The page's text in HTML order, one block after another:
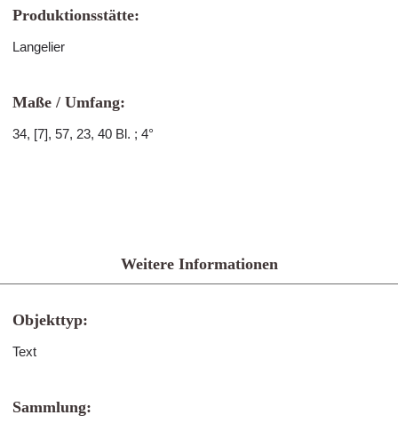
Produktionsstätte:
Langelier
Maße / Umfang:
34, [7], 57, 23, 40 Bl. ; 4°
Weitere Informationen
Objekttyp:
Text
Sammlung: